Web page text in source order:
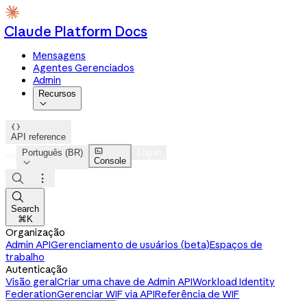
Claude Platform Docs
Mensagens
Agentes Gerenciados
Admin
Recursos


API reference
Português (BR)


Console



Search
⌘K
Organização
Admin APIGerenciamento de usuários (beta)Espaços de
trabalho
Autenticação
Visão geralCriar uma chave de Admin APIWorkload Identity
FederationGerenciar WIF via APIReferência de WIF